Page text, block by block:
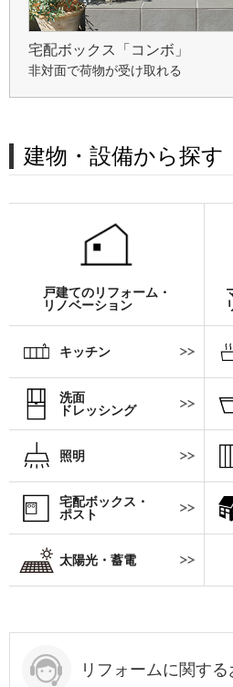
宅配ボックス「コンボ」
非対面で荷物が受け取れる
建物・設備から探す
戸建てのリフォーム・
リノベーション
キッチン
洗面
ドレッシング
照明
宅配ボックス・
ポスト
太陽光・蓄電
リフォームに関す